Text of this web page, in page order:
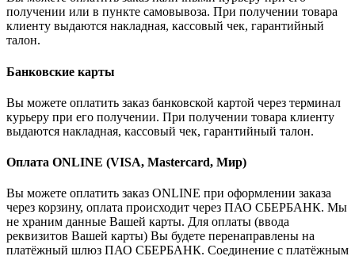
получении или в пункте самовывоза. При получении товара
клиенту выдаются накладная, кассовый чек, гарантийный
талон.
Банковские карты
Вы можете оплатить заказ банковской картой через терминал
курьеру при его получении. При получении товара клиенту
выдаются накладная, кассовый чек, гарантийный талон.
Оплата ONLINE (VISA, Mastercard, Мир)
Вы можете оплатить заказ ONLINE при оформлении заказа
через корзину, оплата происходит через ПАО СБЕРБАНК. Мы
не храним данные Вашей карты. Для оплаты (ввода
реквизитов Вашей карты) Вы будете перенаправлены на
платёжный шлюз ПАО СБЕРБАНК. Соединение с платёжным